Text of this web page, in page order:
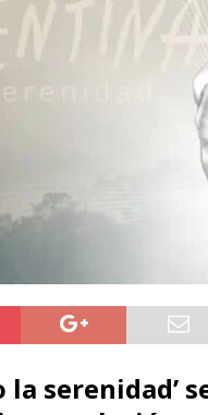
serenidad’